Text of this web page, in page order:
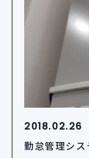
2018.02.26
勤怠管理シ